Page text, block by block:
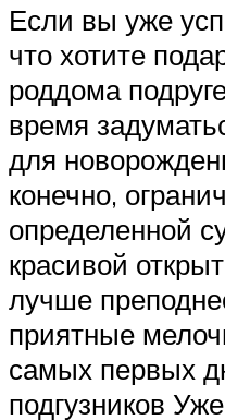
Если вы уже
что хотите
роддома
время
для
конечно,
определенной
красивой
лучше
приятные
самых первых
подгузников